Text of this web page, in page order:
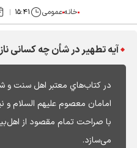
خانهعمومی ۱۵:۴۱
آیه تطهیر در شأن چه کسانی
در کتاب‌هاي معتبر اهل سنت و
امامان معصوم علیهم السلام و
با صراحت تمام مقصود از
می‌سازد.